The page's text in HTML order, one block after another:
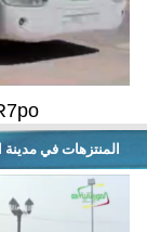
المنتزهات في مدينة